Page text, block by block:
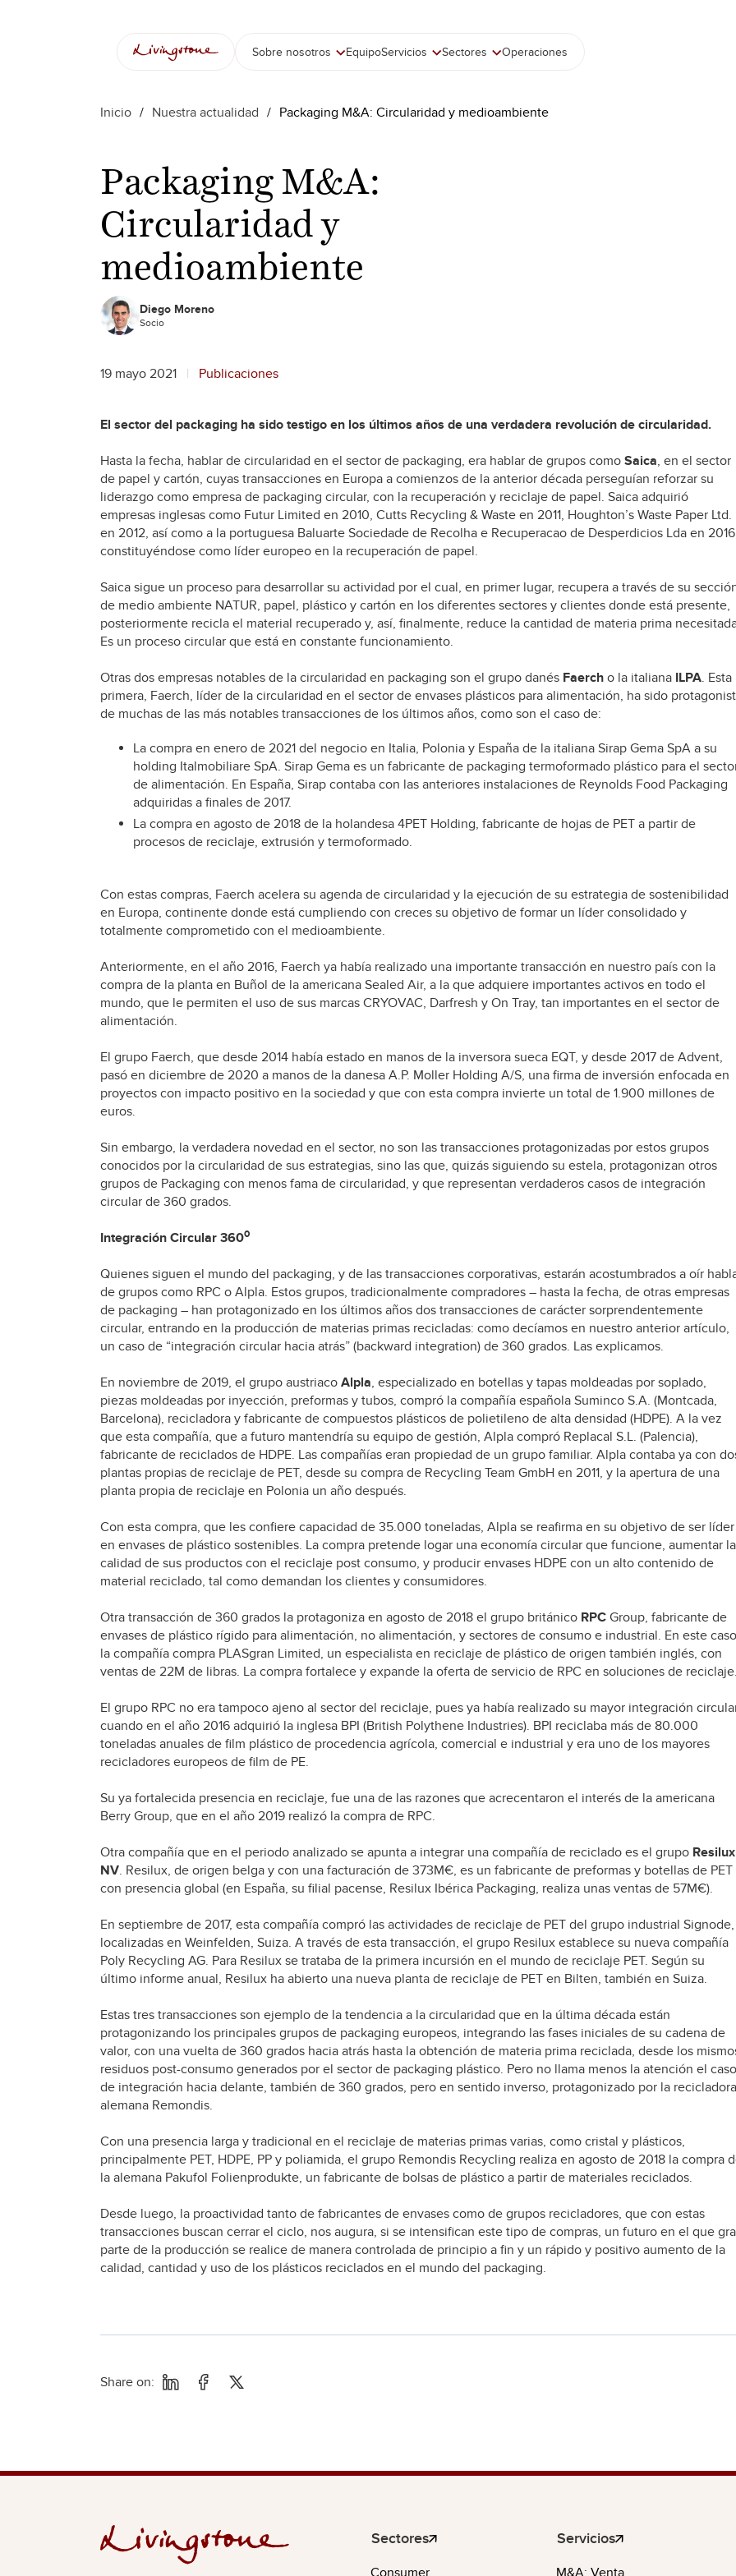
Sobre nosotros EquipoServicios Sectores Operaciones
Inicio / Nuestra actualidad / Packaging M&A: Circularidad y medioambiente
Packaging M&A:
Circularidad y
medioambiente
Diego Moreno
Socio
19 mayo 2021 Publicaciones
El sector del packaging ha sido testigo en los últimos años de una verdadera revolución de circularidad.
Hasta la fecha, hablar de circularidad en el sector de packaging, era hablar de grupos como Saica, en el sector
de papel y cartón, cuyas transacciones en Europa a comienzos de la anterior década perseguían reforzar su
liderazgo como empresa de packaging circular, con la recuperación y reciclaje de papel. Saica adquirió
empresas inglesas como Futur Limited en 2010, Cutts Recycling & Waste en 2011, Houghton’s Waste Paper Ltd.
en 2012, así como a la portuguesa Baluarte Sociedade de Recolha e Recuperacao de Desperdicios Lda en
constituyéndose como líder europeo en la recuperación de papel.
Saica sigue un proceso para desarrollar su actividad por el cual, en primer lugar, recupera a través de su
de medio ambiente NATUR, papel, plástico y cartón en los diferentes sectores y clientes donde está presente,
posteriormente recicla el material recuperado y, así, finalmente, reduce la cantidad de materia prima
Es un proceso circular que está en constante funcionamiento.
Otras dos empresas notables de la circularidad en packaging son el grupo danés Faerch o la italiana ILPA. Esta
primera, Faerch, líder de la circularidad en el sector de envases plásticos para alimentación, ha sido
de muchas de las más notables transacciones de los últimos años, como son el caso de:
La compra en enero de 2021 del negocio en Italia, Polonia y España de la italiana Sirap Gema SpA a su
holding Italmobiliare SpA. Sirap Gema es un fabricante de packaging termoformado plástico para el
de alimentación. En España, Sirap contaba con las anteriores instalaciones de Reynolds Food Packaging
adquiridas a finales de 2017.
La compra en agosto de 2018 de la holandesa 4PET Holding, fabricante de hojas de PET a partir de
procesos de reciclaje, extrusión y termoformado.
Con estas compras, Faerch acelera su agenda de circularidad y la ejecución de su estrategia de sostenibilidad
en Europa, continente donde está cumpliendo con creces su objetivo de formar un líder consolidado y
totalmente comprometido con el medioambiente.
Anteriormente, en el año 2016, Faerch ya había realizado una importante transacción en nuestro país con la
compra de la planta en Buñol de la americana Sealed Air, a la que adquiere importantes activos en todo el
mundo, que le permiten el uso de sus marcas CRYOVAC, Darfresh y On Tray, tan importantes en el sector de
alimentación.
El grupo Faerch, que desde 2014 había estado en manos de la inversora sueca EQT, y desde 2017 de Advent,
pasó en diciembre de 2020 a manos de la danesa A.P. Moller Holding A/S, una firma de inversión enfocada en
proyectos con impacto positivo en la sociedad y que con esta compra invierte un total de 1.900 millones de
euros.
Sin embargo, la verdadera novedad en el sector, no son las transacciones protagonizadas por estos grupos
conocidos por la circularidad de sus estrategias, sino las que, quizás siguiendo su estela, protagonizan otros
grupos de Packaging con menos fama de circularidad, y que representan verdaderos casos de integración
circular de 360 grados.
Integración Circular 3600
Quienes siguen el mundo del packaging, y de las transacciones corporativas, estarán acostumbrados a oír
de grupos como RPC o Alpla. Estos grupos, tradicionalmente compradores – hasta la fecha, de otras empresas
de packaging – han protagonizado en los últimos años dos transacciones de carácter sorprendentemente
circular, entrando en la producción de materias primas recicladas: como decíamos en nuestro anterior artículo,
un caso de “integración circular hacia atrás” (backward integration) de 360 grados. Las explicamos.
En noviembre de 2019, el grupo austriaco Alpla, especializado en botellas y tapas moldeadas por soplado,
piezas moldeadas por inyección, preformas y tubos, compró la compañía española Suminco S.A. (Montcada,
Barcelona), recicladora y fabricante de compuestos plásticos de polietileno de alta densidad (HDPE). A la vez
que esta compañía, que a futuro mantendría su equipo de gestión, Alpla compró Replacal S.L. (Palencia),
fabricante de reciclados de HDPE. Las compañías eran propiedad de un grupo familiar. Alpla contaba ya con
plantas propias de reciclaje de PET, desde su compra de Recycling Team GmbH en 2011, y la apertura de una
planta propia de reciclaje en Polonia un año después.
Con esta compra, que les confiere capacidad de 35.000 toneladas, Alpla se reafirma en su objetivo de ser líder
en envases de plástico sostenibles. La compra pretende logar una economía circular que funcione, aumentar la
calidad de sus productos con el reciclaje post consumo, y producir envases HDPE con un alto contenido de
material reciclado, tal como demandan los clientes y consumidores.
Otra transacción de 360 grados la protagoniza en agosto de 2018 el grupo británico RPC Group, fabricante de
envases de plástico rígido para alimentación, no alimentación, y sectores de consumo e industrial. En este
la compañía compra PLASgran Limited, un especialista en reciclaje de plástico de origen también inglés, con
ventas de 22M de libras. La compra fortalece y expande la oferta de servicio de RPC en soluciones de
El grupo RPC no era tampoco ajeno al sector del reciclaje, pues ya había realizado su mayor integración
cuando en el año 2016 adquirió la inglesa BPI (British Polythene Industries). BPI reciclaba más de 80.000
toneladas anuales de film plástico de procedencia agrícola, comercial e industrial y era uno de los mayores
recicladores europeos de film de PE.
Su ya fortalecida presencia en reciclaje, fue una de las razones que acrecentaron el interés de la americana
Berry Group, que en el año 2019 realizó la compra de RPC.
Otra compañía que en el periodo analizado se apunta a integrar una compañía de reciclado es el grupo Resilux
NV. Resilux, de origen belga y con una facturación de 373M€, es un fabricante de preformas y botellas de PET
con presencia global (en España, su filial pacense, Resilux Ibérica Packaging, realiza unas ventas de 57M€).
En septiembre de 2017, esta compañía compró las actividades de reciclaje de PET del grupo industrial Signode,
localizadas en Weinfelden, Suiza. A través de esta transacción, el grupo Resilux establece su nueva compañía
Poly Recycling AG. Para Resilux se trataba de la primera incursión en el mundo de reciclaje PET. Según su
último informe anual, Resilux ha abierto una nueva planta de reciclaje de PET en Bilten, también en Suiza.
Estas tres transacciones son ejemplo de la tendencia a la circularidad que en la última década están
protagonizando los principales grupos de packaging europeos, integrando las fases iniciales de su cadena de
valor, con una vuelta de 360 grados hacia atrás hasta la obtención de materia prima reciclada, desde los
residuos post-consumo generados por el sector de packaging plástico. Pero no llama menos la atención el caso
de integración hacia delante, también de 360 grados, pero en sentido inverso, protagonizado por la recicladora
alemana Remondis.
Con una presencia larga y tradicional en el reciclaje de materias primas varias, como cristal y plásticos,
principalmente PET, HDPE, PP y poliamida, el grupo Remondis Recycling realiza en agosto de 2018 la compra
la alemana Pakufol Folienprodukte, un fabricante de bolsas de plástico a partir de materiales reciclados.
Desde luego, la proactividad tanto de fabricantes de envases como de grupos recicladores, que con estas
transacciones buscan cerrar el ciclo, nos augura, si se intensifican este tipo de compras, un futuro en el que
parte de la producción se realice de manera controlada de principio a fin y un rápido y positivo aumento de la
calidad, cantidad y uso de los plásticos reciclados en el mundo del packaging.
Share on:
Sectores
Consumer
Servicios
M&A: Venta